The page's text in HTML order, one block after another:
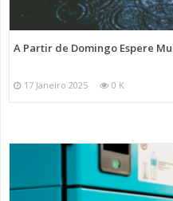
A Partir de Domingo Espere
17 Janeiro 2025 0 K